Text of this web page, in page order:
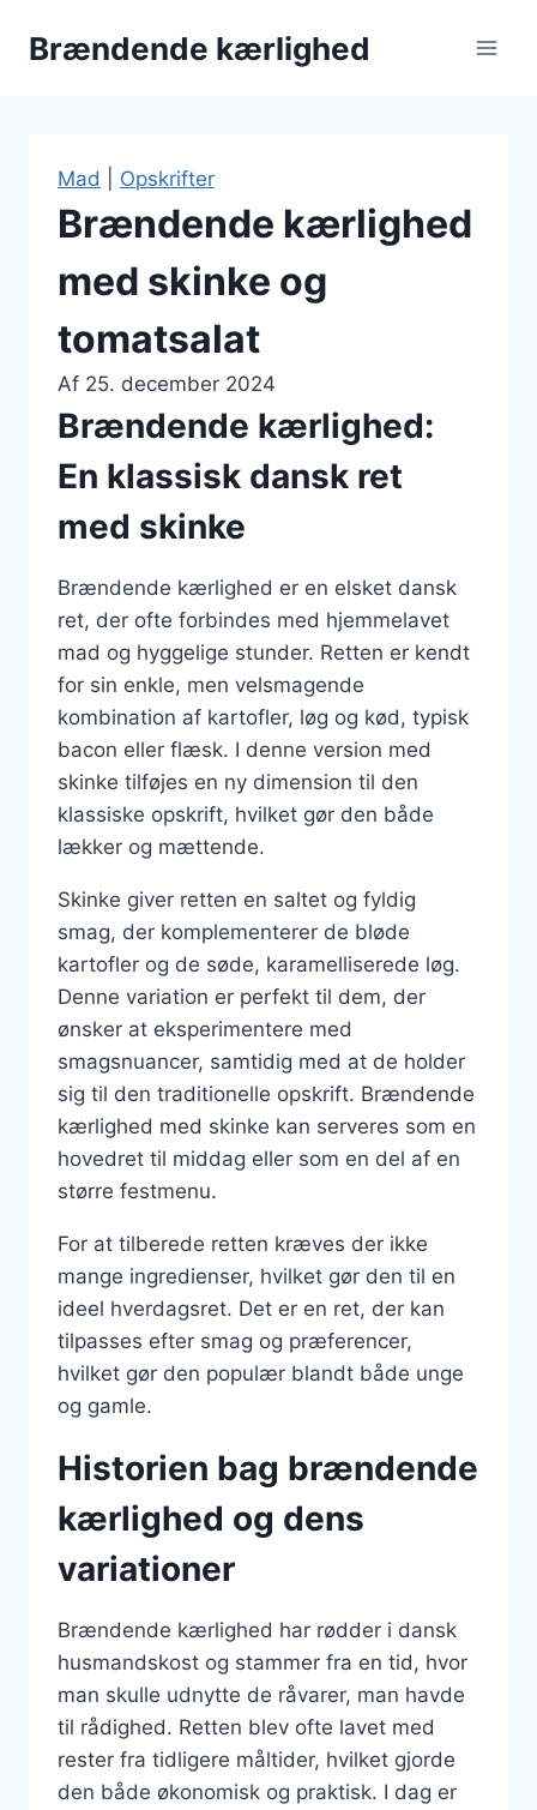
Brændende kærlighed
Mad Opskrifter
Brændende kærlighed
med skinke og
tomatsalat
Af 25. december 2024
Brændende kærlighed:
En klassisk dansk ret
med skinke
Brændende kærlighed er en elsket dansk
ret, der ofte forbindes med hjemmelavet
mad og hyggelige stunder. Retten er kendt
for sin enkle, men velsmagende
kombination af kartofler, løg og kød, typisk
bacon eller flæsk. I denne version med
skinke tilføjes en ny dimension til den
klassiske opskrift, hvilket gør den både
lækker og mættende.
Skinke giver retten en saltet og fyldig
smag, der komplementerer de bløde
kartofler og de søde, karamelliserede løg.
Denne variation er perfekt til dem, der
ønsker at eksperimentere med
smagsnuancer, samtidig med at de holder
sig til den traditionelle opskrift. Brændende
kærlighed med skinke kan serveres som en
hovedret til middag eller som en del af en
større festmenu.
For at tilberede retten kræves der ikke
mange ingredienser, hvilket gør den til en
ideel hverdagsret. Det er en ret, der kan
tilpasses efter smag og præferencer,
hvilket gør den populær blandt både unge
og gamle.
Historien bag brændende
kærlighed og dens
variationer
Brændende kærlighed har rødder i dansk
husmandskost og stammer fra en tid, hvor
man skulle udnytte de råvarer, man havde
til rådighed. Retten blev ofte lavet med
rester fra tidligere måltider, hvilket gjorde
den både økonomisk og praktisk. I dag er